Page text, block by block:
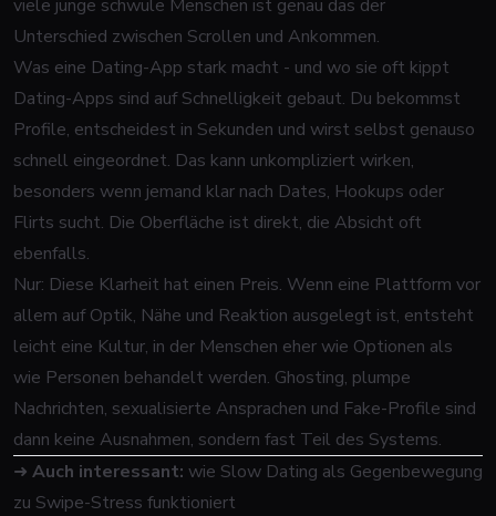
viele junge schwule Menschen ist genau das der
Unterschied zwischen Scrollen und Ankommen.
Was eine Dating-App stark macht - und wo sie oft kippt
Dating-Apps sind auf Schnelligkeit gebaut. Du bekommst
Profile, entscheidest in Sekunden und wirst selbst genauso
schnell eingeordnet. Das kann unkompliziert wirken,
besonders wenn jemand klar nach Dates, Hookups oder
Flirts sucht. Die Oberfläche ist direkt, die Absicht oft
ebenfalls.
Nur: Diese Klarheit hat einen Preis. Wenn eine Plattform vor
allem auf Optik, Nähe und Reaktion ausgelegt ist, entsteht
leicht eine Kultur, in der Menschen eher wie Optionen als
wie Personen behandelt werden. Ghosting, plumpe
Nachrichten, sexualisierte Ansprachen und Fake-Profile sind
dann keine Ausnahmen, sondern fast Teil des Systems.
➜ Auch interessant: wie Slow Dating als Gegenbewegung
zu Swipe-Stress funktioniert